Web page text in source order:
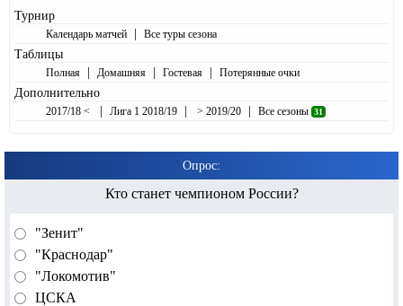
Турнир
Календарь матчей | Все туры сезона
Таблицы
Полная | Домашняя | Гостевая | Потерянные очки
Дополнительно
2017/18 < | Лига 1 2018/19 | > 2019/20 | Все сезоны 31
Опрос:
Кто станет чемпионом России?
"Зенит"
"Краснодар"
"Локомотив"
ЦСКА